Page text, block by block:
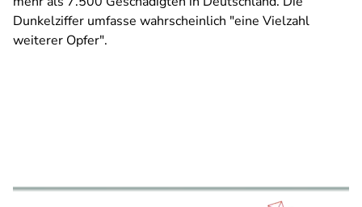
Dunkelziffer umfasse wahrscheinlich "eine Vielzahl
weiterer Opfer".